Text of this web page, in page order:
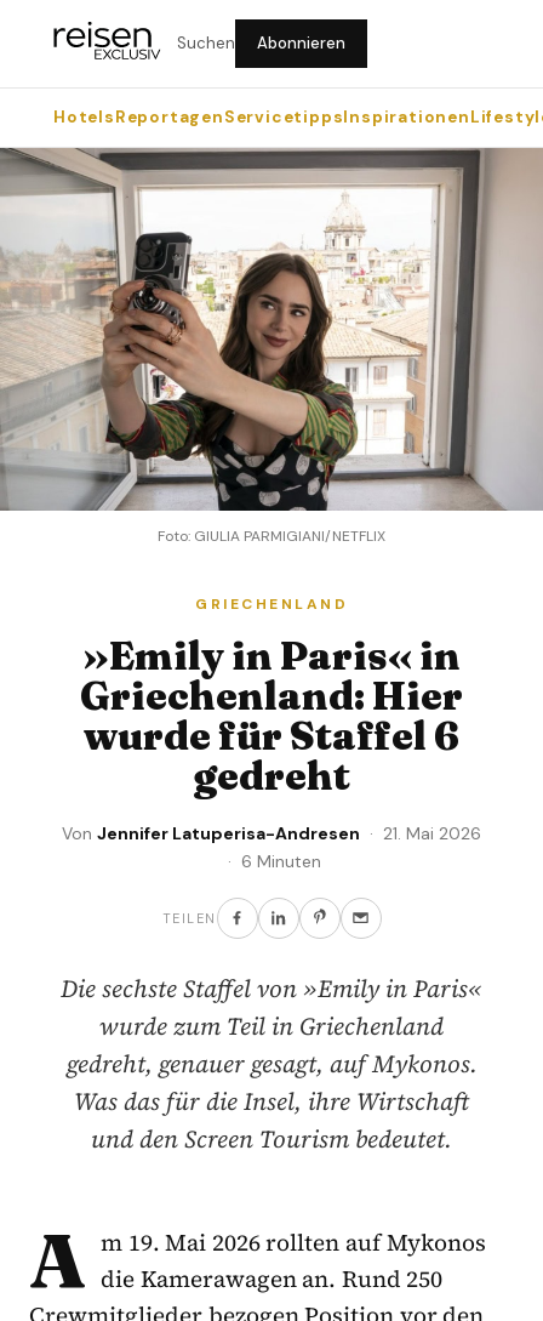
Suchen Abonnieren
HotelsReportagenServicetippsInspirationen
Foto: GIULIA PARMIGIANI/NETFLIX
GRIECHENLAND
»Emily in Paris« in
Griechenland: Hier
wurde für Staffel 6
gedreht
Von Jennifer Latuperisa-Andresen · 21. Mai 2026
· 6 Minuten
TEILEN
Die sechste Staffel von »Emily in Paris«
wurde zum Teil in Griechenland
gedreht, genauer gesagt, auf Mykonos.
Was das für die Insel, ihre Wirtschaft
und den Screen Tourism bedeutet.
A m 19. Mai 2026 rollten auf Mykonos
die Kamerawagen an. Rund 250
Crewmitglieder bezogen Position vor den